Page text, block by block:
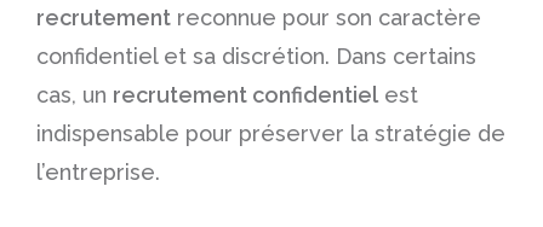
recrutement reconnue pour son caractère
confidentiel et sa discrétion. Dans certains
cas, un recrutement confidentiel est
indispensable pour préserver la stratégie de
l’entreprise.